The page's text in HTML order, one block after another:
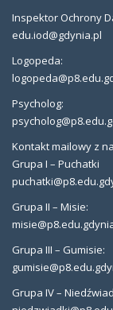
Inspektor Ochrony
edu.iod@gdynia.pl
Logopeda:
Psycholog:
Kontakt mailowy z
Grupa I – Puchatki
Grupa II – Misie:
Grupa III – Gumisie:
Grupa IV –